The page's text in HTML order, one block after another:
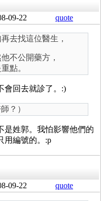
09-22 quote
去找這位醫生，
不公開藥方，
點。
會回去就診了。:)
？）
是姓郭。我怕影響他們的
用編號的。:p
09-22 quote